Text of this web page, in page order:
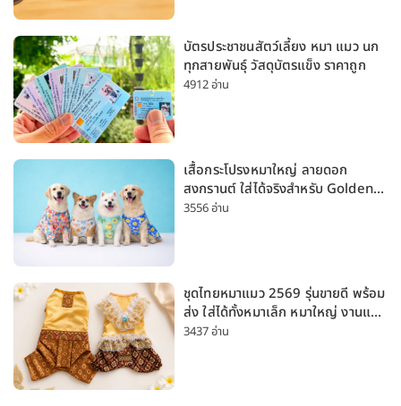
บัตรประชาชนสัตว์เลี้ยง หมา แมว นก
ทุกสายพันธุ์ วัสดุบัตรแข็ง ราคาถูก
4912 อ่าน
เสื้อกระโปรงหมาใหญ่ ลายดอก
สงกรานต์ ใส่ได้จริงสำหรับ Golden
Husky Labrador [อัปเดต 2026]
3556 อ่าน
ชุดไทยหมาแมว 2569 รุ่นขายดี พร้อม
ส่ง ใส่ได้ทั้งหมาเล็ก หมาใหญ่ งานแต่ง
สงกรานต์ ลอยกระทง
3437 อ่าน